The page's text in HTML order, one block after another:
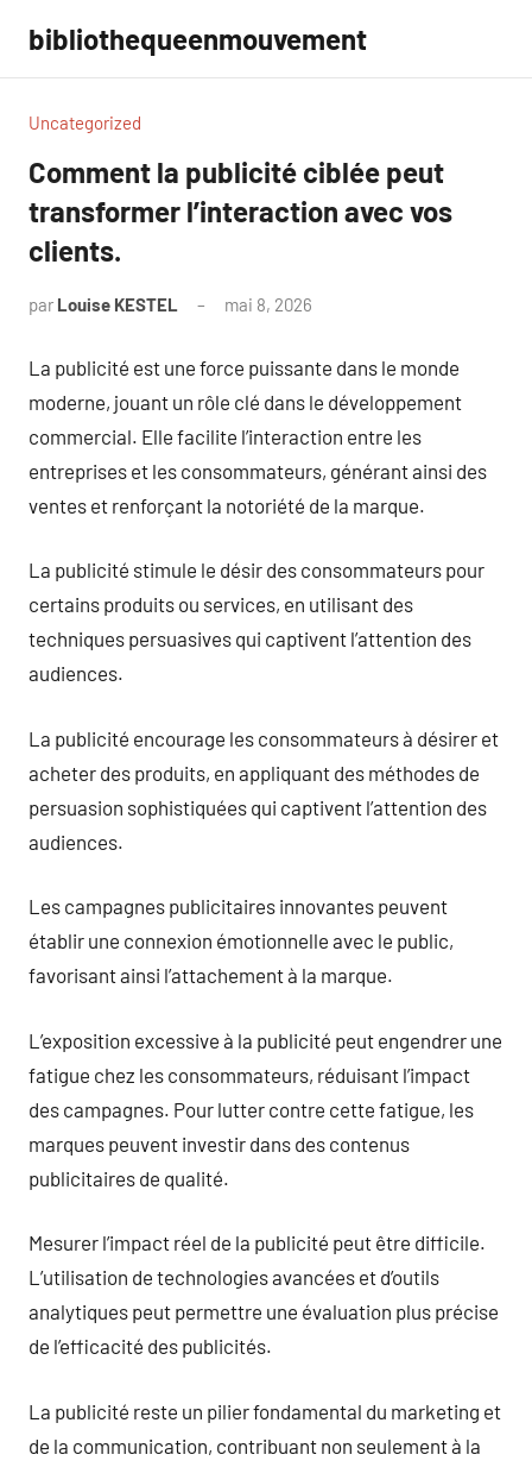
contenu
bibliothequeenmouvement
Uncategorized
Comment la publicité ciblée peut
transformer l’interaction avec vos
clients.
par Louise KESTEL mai 8, 2026
La publicité est une force puissante dans le monde
moderne, jouant un rôle clé dans le développement
commercial. Elle facilite l’interaction entre les
entreprises et les consommateurs, générant ainsi des
ventes et renforçant la notoriété de la marque.
La publicité stimule le désir des consommateurs pour
certains produits ou services, en utilisant des
techniques persuasives qui captivent l’attention des
audiences.
La publicité encourage les consommateurs à désirer et
acheter des produits, en appliquant des méthodes de
persuasion sophistiquées qui captivent l’attention des
audiences.
Les campagnes publicitaires innovantes peuvent
établir une connexion émotionnelle avec le public,
favorisant ainsi l’attachement à la marque.
L’exposition excessive à la publicité peut engendrer une
fatigue chez les consommateurs, réduisant l’impact
des campagnes. Pour lutter contre cette fatigue, les
marques peuvent investir dans des contenus
publicitaires de qualité.
Mesurer l’impact réel de la publicité peut être difficile.
L’utilisation de technologies avancées et d’outils
analytiques peut permettre une évaluation plus précise
de l’efficacité des publicités.
La publicité reste un pilier fondamental du marketing et
de la communication, contribuant non seulement à la